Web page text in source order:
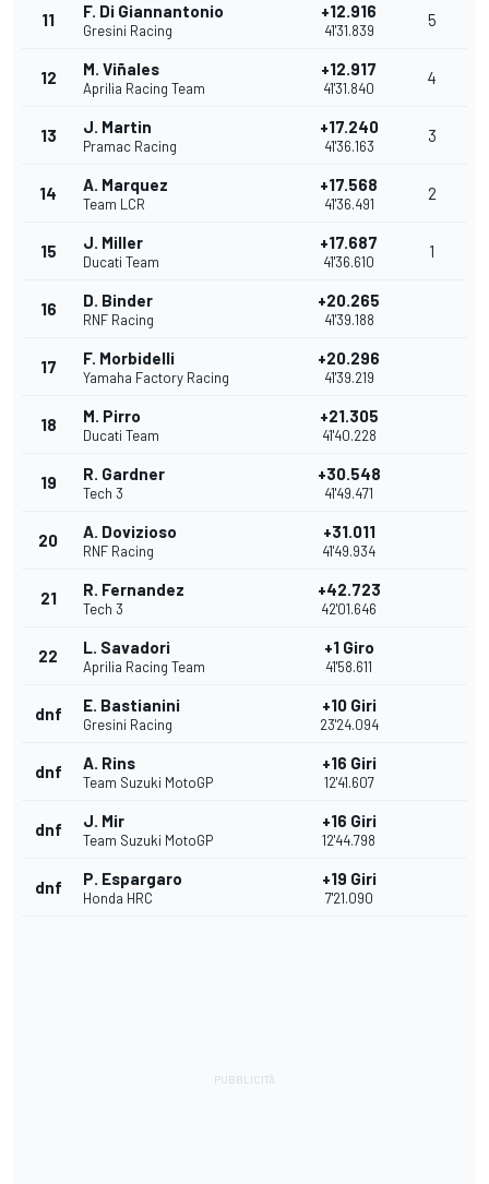
11 F. Di Giannantonio
Gresini Racing
+12.916
41'31.839
5
12 M. Viñales
Aprilia Racing Team
+12.917
41'31.840
4
13 J. Martin
Pramac Racing
+17.240
41'36.163
3
14 A. Marquez
Team LCR
+17.568
41'36.491
2
15 J. Miller
Ducati Team
+17.687
41'36.610
1
16 D. Binder
RNF Racing
+20.265
41'39.188
17 F. Morbidelli
Yamaha Factory Racing
+20.296
41'39.219
18 M. Pirro
Ducati Team
+21.305
41'40.228
19 R. Gardner
Tech 3
+30.548
41'49.471
20 A. Dovizioso
RNF Racing
+31.011
41'49.934
21 R. Fernandez
Tech 3
+42.723
42'01.646
22 L. Savadori
Aprilia Racing Team
+1 Giro
41'58.611
dnf E. Bastianini
Gresini Racing
+10 Giri
23'24.094
dnf A. Rins
Team Suzuki MotoGP
+16 Giri
12'41.607
dnf J. Mir
Team Suzuki MotoGP
+16 Giri
12'44.798
dnf P. Espargaro
Honda HRC
+19 Giri
7'21.090